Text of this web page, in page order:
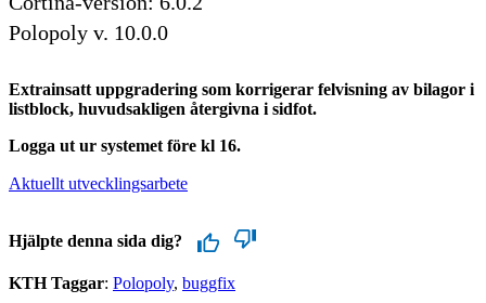
Polopoly v. 10.0.0
Extrainsatt uppgradering som korrigerar felvisning av bilagor i
listblock, huvudsakligen återgivna i sidfot.
Logga ut ur systemet före kl 16.
Aktuellt utvecklingsarbete
Hjälpte denna sida dig?
KTH Taggar: Polopoly buggfix